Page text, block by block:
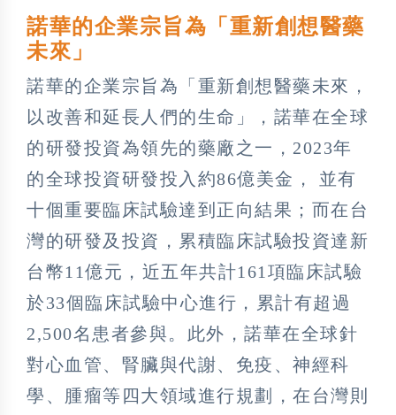
諾華的企業宗旨為「重新創想醫藥
未來」
諾華的企業宗旨為「重新創想醫藥未來，
以改善和延長人們的生命」，諾華在全球
的研發投資為領先的藥廠之一，2023年
的全球投資研發投入約86億美金， 並有
十個重要臨床試驗達到正向結果；而在台
灣的研發及投資，累積臨床試驗投資達新
台幣11億元，近五年共計161項臨床試驗
於33個臨床試驗中心進行，累計有超過
2,500名患者參與。此外，諾華在全球針
對心血管、腎臟與代謝、免疫、神經科
學、腫瘤等四大領域進行規劃，在台灣則